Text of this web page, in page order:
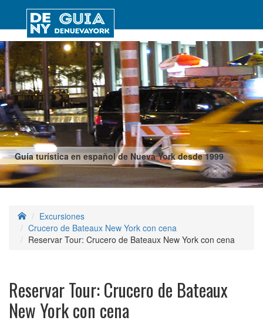
Guía turística en español de Nueva York desde 1999
Excursiones
Crucero de Bateaux New York con cena
Reservar Tour: Crucero de Bateaux New York con cena
Reservar Tour: Crucero de Bateaux
New York con cena